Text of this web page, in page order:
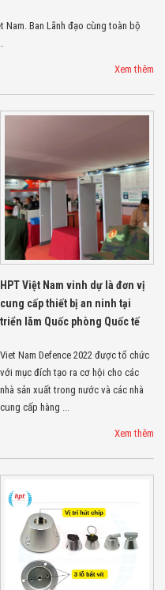
Thực Phẩm
Nghiệp
Ống Nhòm
Căng - Sức
Nén
Máy Kiểm Tra
Khuyết Tật
Máy Kiểm Tra
Vết Nứt Sản
Phẩm
Máy Kiểm Tra
Bo Mạch Điện
Súng Bắn
Flycam
Robot AI
THIẾT BỊ KIỂM
SOÁT RA VÀO
Máy Soi Hành
Cổng Phân Làn
Tự Động
Khuôn Mặt
Hệ Thống Điện
Nhẹ
Thiết Bị Theo
Ngành
Thiết Bị Ngành
Ban Lãnh đạo cùng toàn bộ
Xem thêm
HPT Việt Nam vinh dự là đơn vị
cung cấp thiết bị an ninh tại
triển lãm Quốc phòng Quốc tế
Viet Nam Defence 2022 được tổ chức
với mục đích tạo ra cơ hội cho các
nhà sản xuất trong nước và các nhà
cung cấp hàng ...
Xem thêm